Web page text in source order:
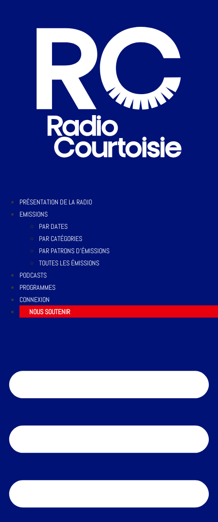
PRÉSENTATION DE LA RADIO
EMISSIONS
PAR DATES
PAR CATÉGORIES
PAR PATRONS D’ÉMISSIONS
TOUTES LES ÉMISSIONS
PODCASTS
PROGRAMMES
CONNEXION
NOUS SOUTENIR